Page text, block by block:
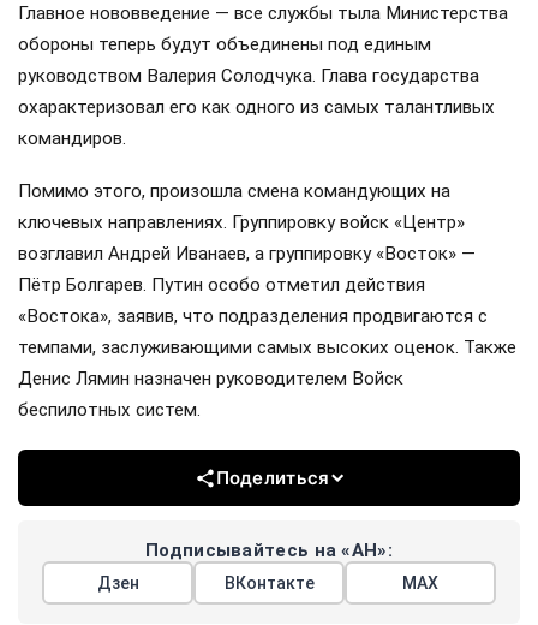
Главное нововведение — все службы тыла Министерства
обороны теперь будут объединены под единым
руководством Валерия Солодчука. Глава государства
охарактеризовал его как одного из самых талантливых
командиров.
Помимо этого, произошла смена командующих на
ключевых направлениях. Группировку войск «Центр»
возглавил Андрей Иванаев, а группировку «Восток» —
Пётр Болгарев. Путин особо отметил действия
«Востока», заявив, что подразделения продвигаются с
темпами, заслуживающими самых высоких оценок. Также
Денис Лямин назначен руководителем Войск
беспилотных систем.
Поделиться
Подписывайтесь на «АН»:
Дзен ВКонтакте МАХ